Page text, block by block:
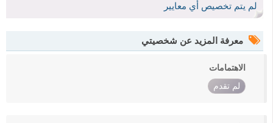
لم يتم تخصيص أي معايير
معرفة المزيد عن شخصيتي
الاهتمامات
لم تقدم